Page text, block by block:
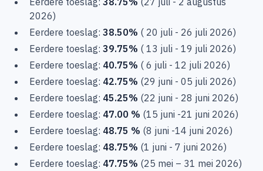
2026)
Eerdere toeslag:38.50% ( 20 juli - 26 juli 2026)
Eerdere toeslag:39.75% ( 13 juli - 19 juli 2026)
Eerdere toeslag: 40.75% ( 6 juli - 12 juli 2026)
Eerdere toeslag: 42.75% (29 juni - 05 juli 2026)
Eerdere toeslag: 45.25% (22 juni - 28 juni 2026)
Eerdere toeslag: 47.00 % (15 juni -21 juni 2026)
Eerdere toeslag: 48.75 % (8 juni -14 juni 2026)
Eerdere toeslag: 48.75% (1 juni - 7 juni 2026)
Eerdere toeslag: 47.75% (25 mei – 31 mei 2026)